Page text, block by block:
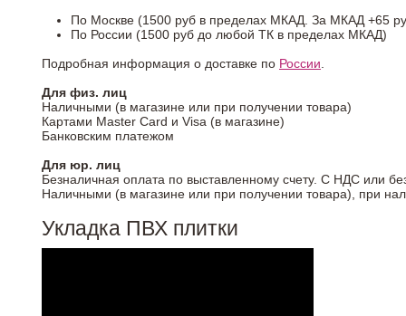
По Москве (1500 руб в пределах МКАД. За МКАД +65
По России (1500 руб до любой ТК в пределах МКАД)
Подробная информация о доставке по России.
Для физ. лиц
Наличными (в магазине или при получении товара)
Картами Master Card и Visa (в магазине)
Банковским платежом
Для юр. лиц
Безналичная оплата по выставленному счету. С НДС или
Наличными (в магазине или при получении товара), при
Укладка ПВХ плитки